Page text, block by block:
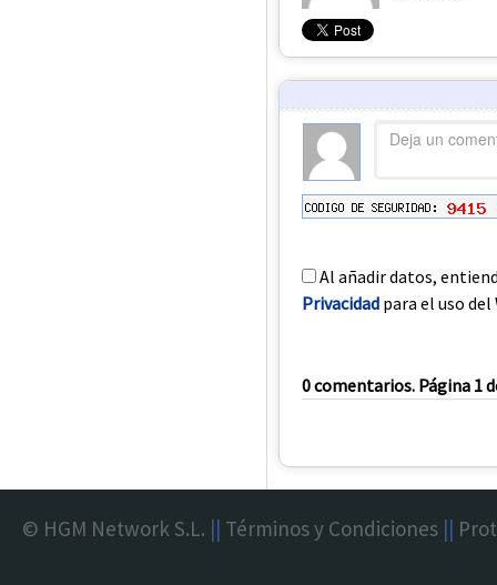
Al añadir datos,
Privacidad para el uso del
0 comentarios. Página 1
© HGM Network S.L. || Términos y Condiciones ||